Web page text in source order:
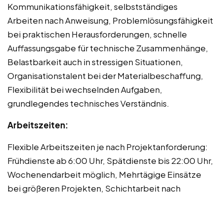
Kommunikationsfähigkeit, selbstständiges
Arbeiten nach Anweisung, Problemlösungsfähigkeit
bei praktischen Herausforderungen, schnelle
Auffassungsgabe für technische Zusammenhänge,
Belastbarkeit auch in stressigen Situationen,
Organisationstalent bei der Materialbeschaffung,
Flexibilität bei wechselnden Aufgaben,
grundlegendes technisches Verständnis.
Arbeitszeiten:
Flexible Arbeitszeiten je nach Projektanforderung:
Frühdienste ab 6:00 Uhr, Spätdienste bis 22:00 Uhr,
Wochenendarbeit möglich, Mehrtägige Einsätze
bei größeren Projekten, Schichtarbeit nach